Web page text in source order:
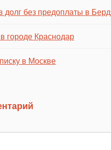
долг без предоплаты в
городе Краснодар
в Москве